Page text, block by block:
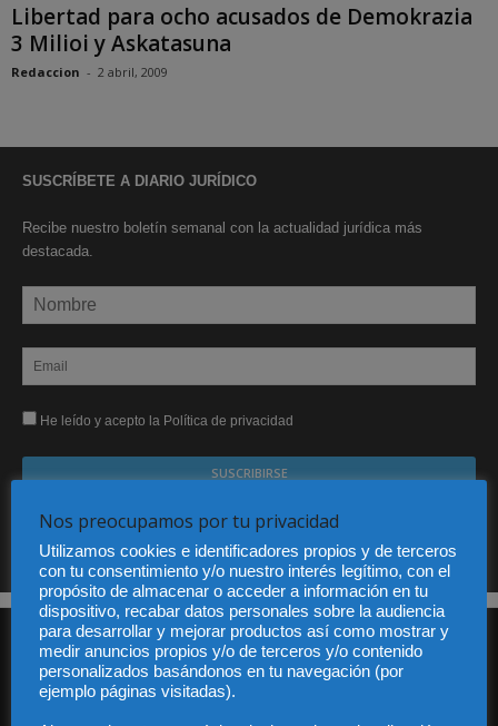
Libertad para ocho acusados de Demokrazia
3 Milioi y Askatasuna
Redaccion - 2 abril, 2009
SUSCRÍBETE A DIARIO JURÍDICO
Recibe nuestro boletín semanal con la actualidad jurídica más
destacada.
He leído y acepto la Política de privacidad
Sus datos serán incorporados a un fichero automatizado con el objeto exclusivo de dar
respuesta a su suscripción Dicho fichero es de titularidad exclusiva de LEXDIR GLOBAL
Nos preocupamos por tu privacidad
Utilizamos cookies e identificadores propios y de terceros
con tu consentimiento y/o nuestro interés legítimo, con el
propósito de almacenar o acceder a información en tu
dispositivo, recabar datos personales sobre la audiencia
para desarrollar y mejorar productos así como mostrar y
medir anuncios propios y/o de terceros y/o contenido
personalizados basándonos en tu navegación (por
ejemplo páginas visitadas).